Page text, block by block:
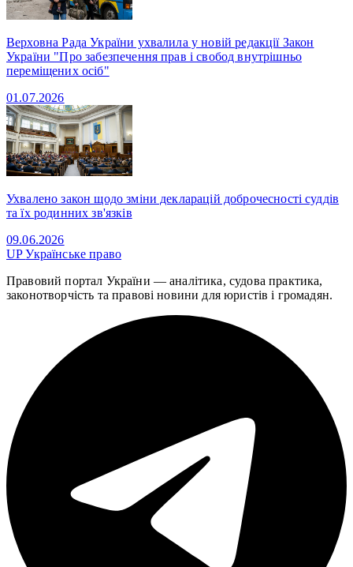
Верховна Рада України ухвалила у новій редакції Закон
України "Про забезпечення прав і свобод внутрішньо
переміщених осіб"
01.07.2026
Ухвалено закон щодо зміни декларацій доброчесності суддів
та їх родинних зв'язків
09.06.2026
UPУкраїнське право
Правовий портал України — аналітика, судова практика,
законотворчість та правові новини для юристів і громадян.